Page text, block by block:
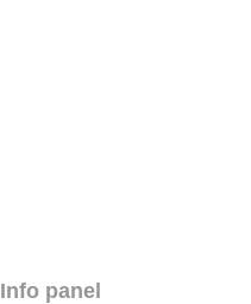
Info panel